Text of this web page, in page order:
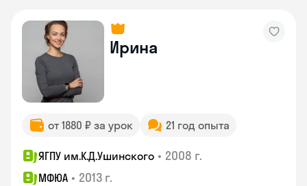
Ирина
от 1880 ₽ за урок 21 год опыта
ЯГПУ им.К.Д.Ушинского • 2008 г.
МФЮА • 2013 г.